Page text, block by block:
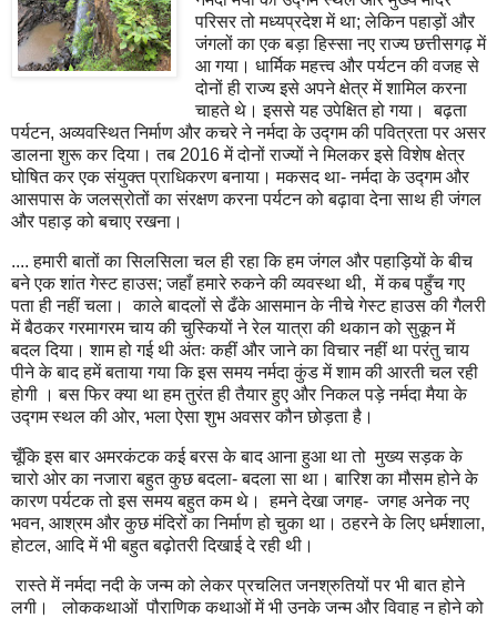
परिसर तो मध्यप्रदेश में था; लेकिन पहाड़ों और
जंगलों का एक बड़ा हिस्सा नए राज्य छत्तीसगढ़ में
आ गया। धार्मिक महत्त्व और पर्यटन की वजह से
दोनों ही राज्य इसे अपने क्षेत्र में शामिल करना
चाहते थे। इससे यह उपेक्षित हो गया। बढ़ता
पर्यटन, अव्यवस्थित निर्माण और कचरे ने नर्मदा के उद्गम की पवित्रता पर असर
डालना शुरू कर दिया। तब 2016 में दोनों राज्यों ने मिलकर इसे विशेष क्षेत्र
घोषित कर एक संयुक्त प्राधिकरण बनाया। मकसद था- नर्मदा के उद्गम और
आसपास के जलस्रोतों का संरक्षण करना पर्यटन को बढ़ावा देना साथ ही जंगल
और पहाड़ को बचाए रखना।
.... हमारी बातों का सिलसिला चल ही रहा कि हम जंगल और पहाड़ियों के बीच
बने एक शांत गेस्ट हाउस; जहाँ हमारे रुकने की व्यवस्था थी, में कब पहुँच गए
पता ही नहीं चला। काले बादलों से ढँके आसमान के नीचे गेस्ट हाउस की गैलरी
में बैठकर गरमागरम चाय की चुस्कियों ने रेल यात्रा की थकान को सुकून में
बदल दिया। शाम हो गई थी अंतः कहीं और जाने का विचार नहीं था परंतु चाय
पीने के बाद हमें बताया गया कि इस समय नर्मदा कुंड में शाम की आरती चल रही
होगी । बस फिर क्या था हम तुरंत ही तैयार हुए और निकल पड़े नर्मदा मैया के
उद्गम स्थल की ओर, भला ऐसा शुभ अवसर कौन छोड़ता है।
चूँकि इस बार अमरकंटक कई बरस के बाद आना हुआ था तो मुख्य सड़क के
चारो ओर का नजारा बहुत कुछ बदला- बदला सा था। बारिश का मौसम होने के
कारण पर्यटक तो इस समय बहुत कम थे। हमने देखा जगह- जगह अनेक नए
भवन, आश्रम और कुछ मंदिरों का निर्माण हो चुका था। ठहरने के लिए धर्मशाला,
होटल, आदि में भी बहुत बढ़ोतरी दिखाई दे रही थी।
रास्ते में नर्मदा नदी के जन्म को लेकर प्रचलित जनश्रुतियों पर भी बात होने
लगी। लोककथाओं पौराणिक कथाओं में भी उनके जन्म और विवाह न होने को